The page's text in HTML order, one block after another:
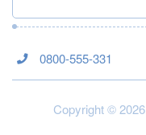
0800-555-331
Copyright ©